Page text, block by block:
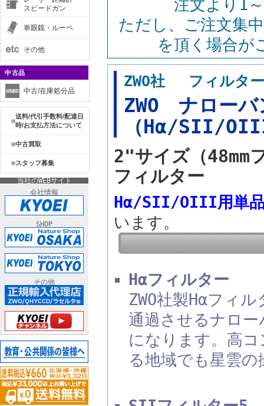
スピードガン
単眼鏡・ルーペ
その他
中古品
中古/在庫処分品
送料/代引手数料/配達日
時/お支払方法について
中古買取
スタッフ募集
当社のWEBサイト
会社情報
SHOP
その他
注文より1
ただし、ご注文集
を頂く場合が
ZWO社 フィルタ
ZWO ナロー
（Hα/SII/
2"サイズ（48mm
フィルター
Hα/SII/OIII用単
います。
Hαフィルター
ZWO社製Hαフィ
通過させるナロ
になります。高
る地域でも星雲